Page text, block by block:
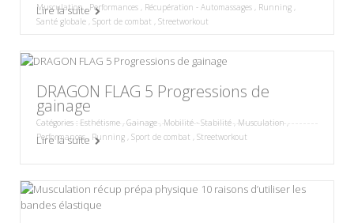
Musculation,Performances Récupération - Automassages Running
Santé globale Sport de combat Streetworkout
Lire la suite
DRAGON FLAG 5 Progressions de
gainage
Catégories : Esthétisme,Gainage,Mobilité - Stabilité,Musculation,
Performances, Running Sport de combat Streetworkout
Lire la suite